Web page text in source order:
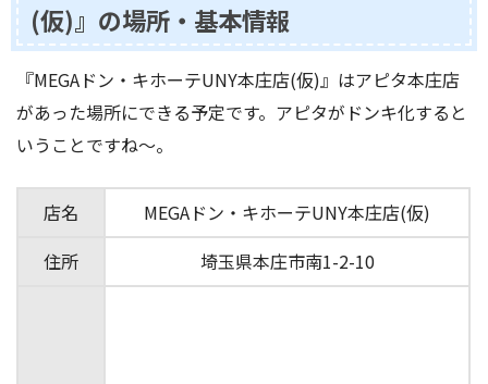
(仮)』の場所・基本情報
『MEGAドン・キホーテUNY本庄店(仮)』はアピタ本庄店
があった場所にできる予定です。アピタがドンキ化すると
いうことですね〜。
店名
MEGAドン・キホーテUNY本庄店(仮)
住所
埼玉県本庄市南1-2-10